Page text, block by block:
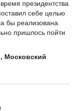
президентства
себе целью
бы реализована.
пришлось пойти
Московский